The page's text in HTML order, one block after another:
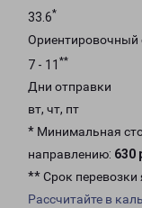
33.6*
Ориентировочный
7 - 11 **
Дни отправки
вт, чт, пт
* Минимальная
направлению: 630
** Срок перевозки
Рассчитайте в